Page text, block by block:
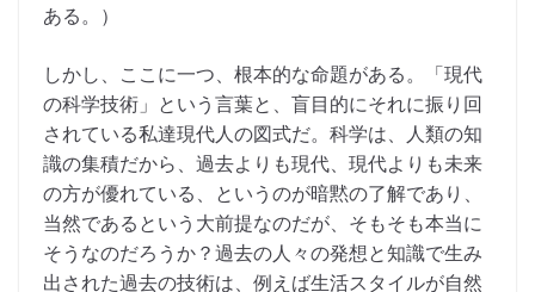
ある。）
しかし、ここに一つ、根本的な命題がある。「現代
の科学技術」という言葉と、盲目的にそれに振り回
されている私達現代人の図式だ。科学は、人類の知
識の集積だから、過去よりも現代、現代よりも未来
の方が優れている、というのが暗黙の了解であり、
当然であるという大前提なのだが、そもそも本当に
そうなのだろうか？過去の人々の発想と知識で生み
出された過去の技術は、例えば生活スタイルが自然